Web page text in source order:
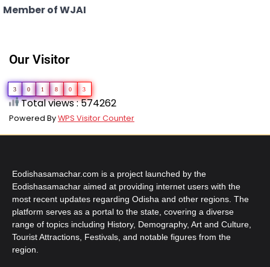
Member of WJAI
Our Visitor
3 0 1 8 0 3
Total views : 574262
Powered ByWPS Visitor Counter
Eodishasamachar.com is a project launched by the
Eodishasamachar aimed at providing internet users with the
most recent updates regarding Odisha and other regions. The
platform serves as a portal to the state, covering a diverse
range of topics including History, Demography, Art and Culture,
Tourist Attractions, Festivals, and notable figures from the
region.